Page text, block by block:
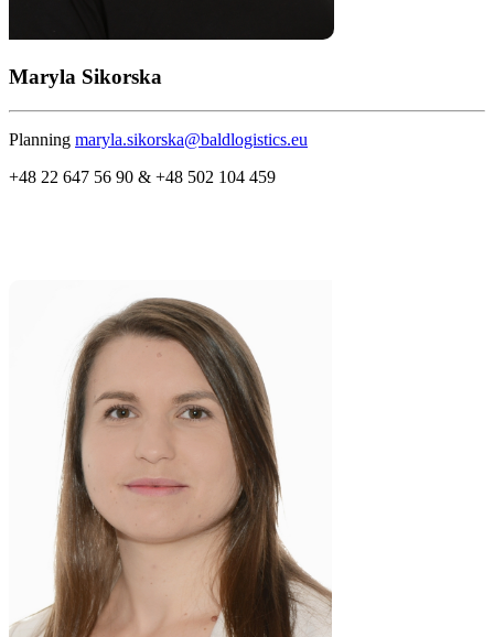
Maryla Sikorska
Planning maryla.sikorska@baldlogistics.eu
+48 22 647 56 90 & +48 502 104 459